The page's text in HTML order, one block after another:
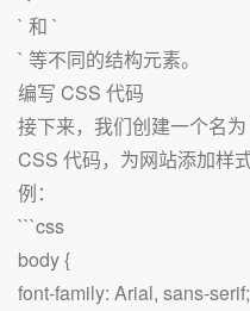
` 和 `
` 等不同的结构元素。
编写 CSS 代码
接下来，我们创建一个名
CSS 代码，为网站添加样
例：
```css
body {
font-family: Arial, sans-serif;